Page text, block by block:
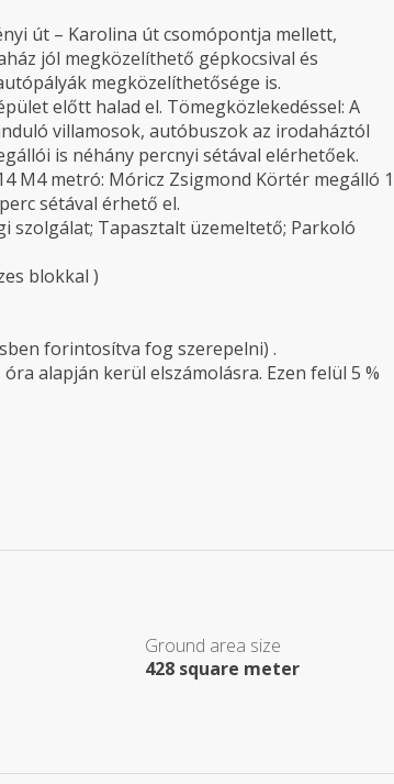
út – Karolina út csomópontja mellett,
jól megközelíthető gépkocsival és
megközelíthetősége is.
előtt halad el. Tömegközlekedéssel: A
villamosok, autóbuszok az irodaháztól
is néhány percnyi sétával elérhetőek.
M4 metró: Móricz Zsigmond Körtér megálló 1
sétával érhető el.
szolgálat; Tapasztalt üzemeltető; Parkoló
blokkal )
forintosítva fog szerepelni) .
alapján kerül elszámolásra. Ezen felül 5 %
Ground area size
428 square meter